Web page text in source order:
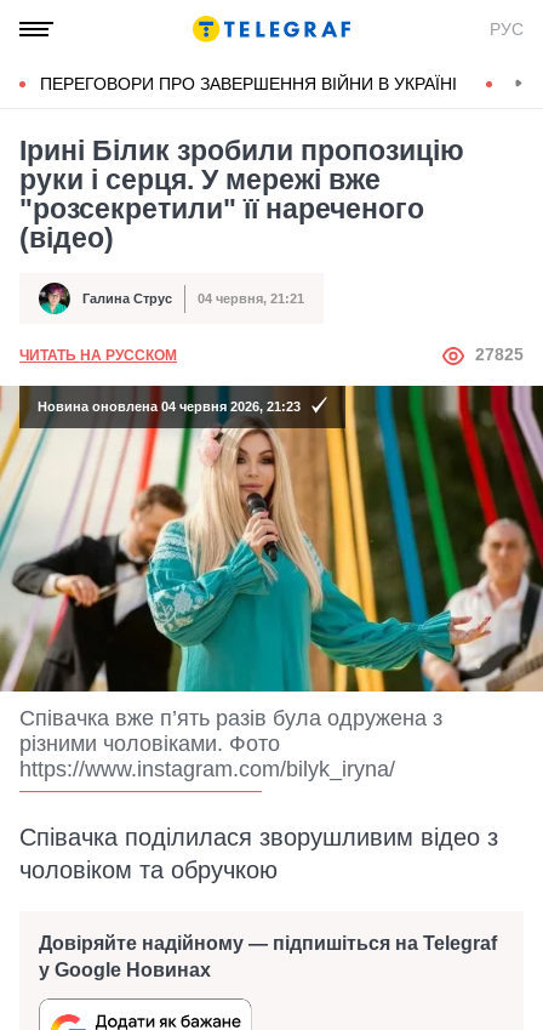
РУС
ПЕРЕГОВОРИ ПРО ЗАВЕРШЕННЯ ВІЙНИ В УКРАЇНІ
Ірині Білик зробили пропозицію
руки і серця. У мережі вже
"розсекретили" її нареченого
(відео)
Автор Галина Струс
Дата публікації 04 червня, 21:21
ЧИТАТЬ НА РУССКОМ АВТОР
27825
Новина оновлена 04 червня 2026, 21:23
Співачка вже п’ять разів була одружена з
різними чоловіками. Фото
https://www.instagram.com/bilyk_iryna/
Співачка поділилася зворушливим відео з
чоловіком та обручкою
Довіряйте надійному — підпишіться на Telegraf
у Google Новинах